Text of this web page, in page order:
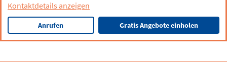
Kontaktdetails anzeigen
Anrufen Gratis Angebote einholen